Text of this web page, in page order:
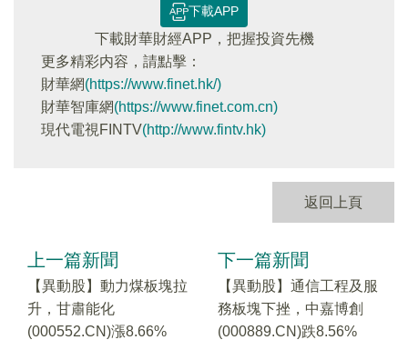
下載APP
下載財華財經APP，把握投資先機
更多精彩内容，請點擊：
財華網(https://www.finet.hk/)
財華智庫網(https://www.finet.com.cn)
現代電視FINTV(http://www.fintv.hk)
返回上頁
上一篇新聞
【異動股】動力煤板塊拉
升，甘肅能化
(000552.CN)漲8.66%
下一篇新聞
【異動股】通信工程及服
務板塊下挫，中嘉博創
(000889.CN)跌8.56%